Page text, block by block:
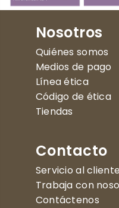
Nosotros
Quiénes somos
Medios de pago
Línea ética
Código de ética
Tiendas
Contacto
Servicio al
Trabaja con
Contáctenos